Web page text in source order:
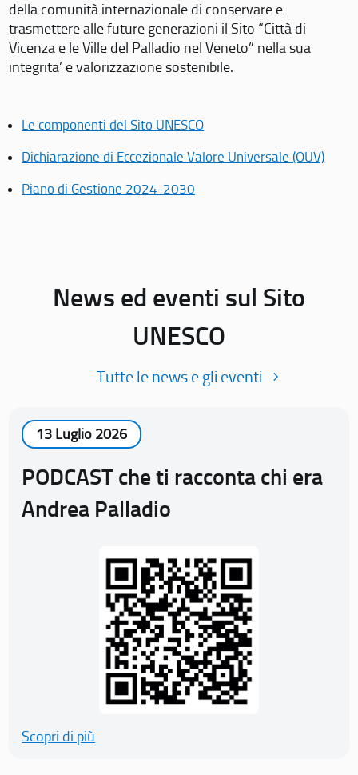
della comunità internazionale di conservare e
trasmettere alle future generazioni il Sito “Città di
Vicenza e le Ville del Palladio nel Veneto” nella sua
integrita’ e valorizzazione sostenibile.
Le componenti del Sito UNESCO
Dichiarazione di Eccezionale Valore Universale (OUV)
Piano di Gestione 2024-2030
News ed eventi sul Sito
UNESCO
Tutte le news e gli eventi
13 Luglio 2026
PODCAST che ti racconta chi era
Andrea Palladio
Scopri di più